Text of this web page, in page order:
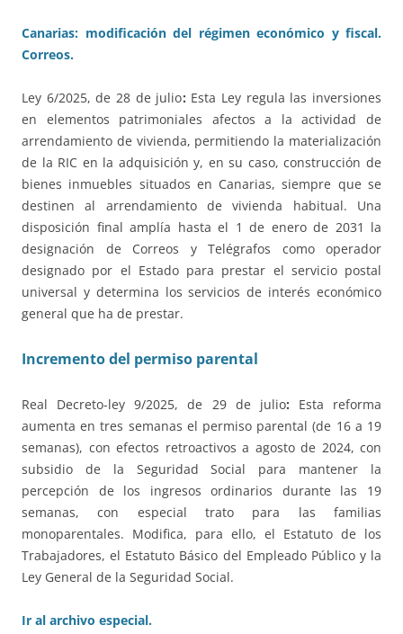
Canarias: modificación del régimen económico y fiscal.
Correos.
Ley 6/2025, de 28 de julio: Esta Ley regula las inversiones
en elementos patrimoniales afectos a la actividad de
arrendamiento de vivienda, permitiendo la materialización
de la RIC en la adquisición y, en su caso, construcción de
bienes inmuebles situados en Canarias, siempre que se
destinen al arrendamiento de vivienda habitual. Una
disposición final amplía hasta el 1 de enero de 2031 la
designación de Correos y Telégrafos como operador
designado por el Estado para prestar el servicio postal
universal y determina los servicios de interés económico
general que ha de prestar.
Incremento del permiso parental
Real Decreto-ley 9/2025, de 29 de julio: Esta reforma
aumenta en tres semanas el permiso parental (de 16 a 19
semanas), con efectos retroactivos a agosto de 2024, con
subsidio de la Seguridad Social para mantener la
percepción de los ingresos ordinarios durante las 19
semanas, con especial trato para las familias
monoparentales. Modifica, para ello, el Estatuto de los
Trabajadores, el Estatuto Básico del Empleado Público y la
Ley General de la Seguridad Social.
Ir al archivo especial.